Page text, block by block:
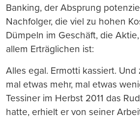
Banking, der Absprung
Nachfolger, die viel zu hohen
Dümpeln im Geschäft, die
allem Erträglichen ist:
Alles egal. Ermotti kassiert. Und
mal etwas mehr, mal etwas
Tessiner im Herbst 2011 das
hatte, erhielt er von seiner